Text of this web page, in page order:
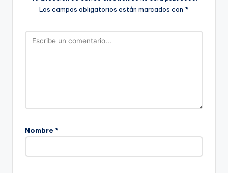
Los campos obligatorios están marcados con *
Nombre *